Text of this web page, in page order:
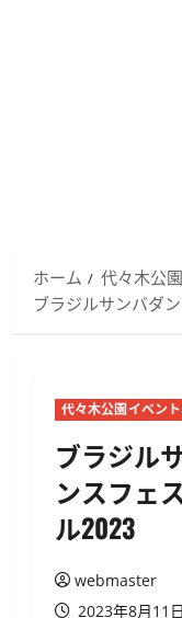
ホーム
代々木公
ブラジルサンバダ
代々木公園イベン
ブラジル
ンスフェ
ル2023
webmaster
2023年8月11日